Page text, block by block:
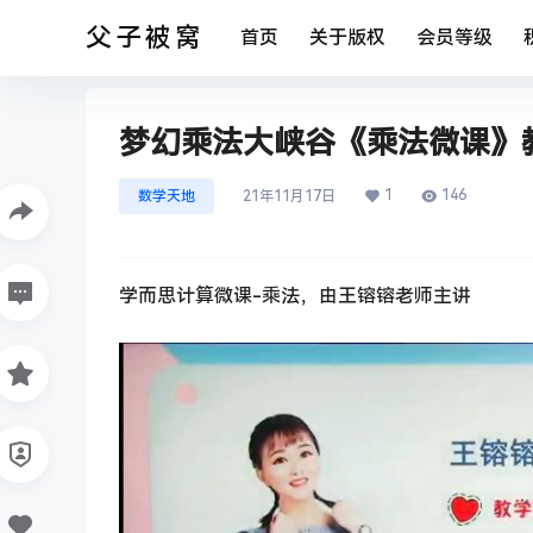
父子被窝 首页 关于版权 会员等级
梦幻乘法大峡谷《乘法微课
数学天地 21年11月17日 1 146
学而思计算微课-乘法，由王镕镕老师主讲